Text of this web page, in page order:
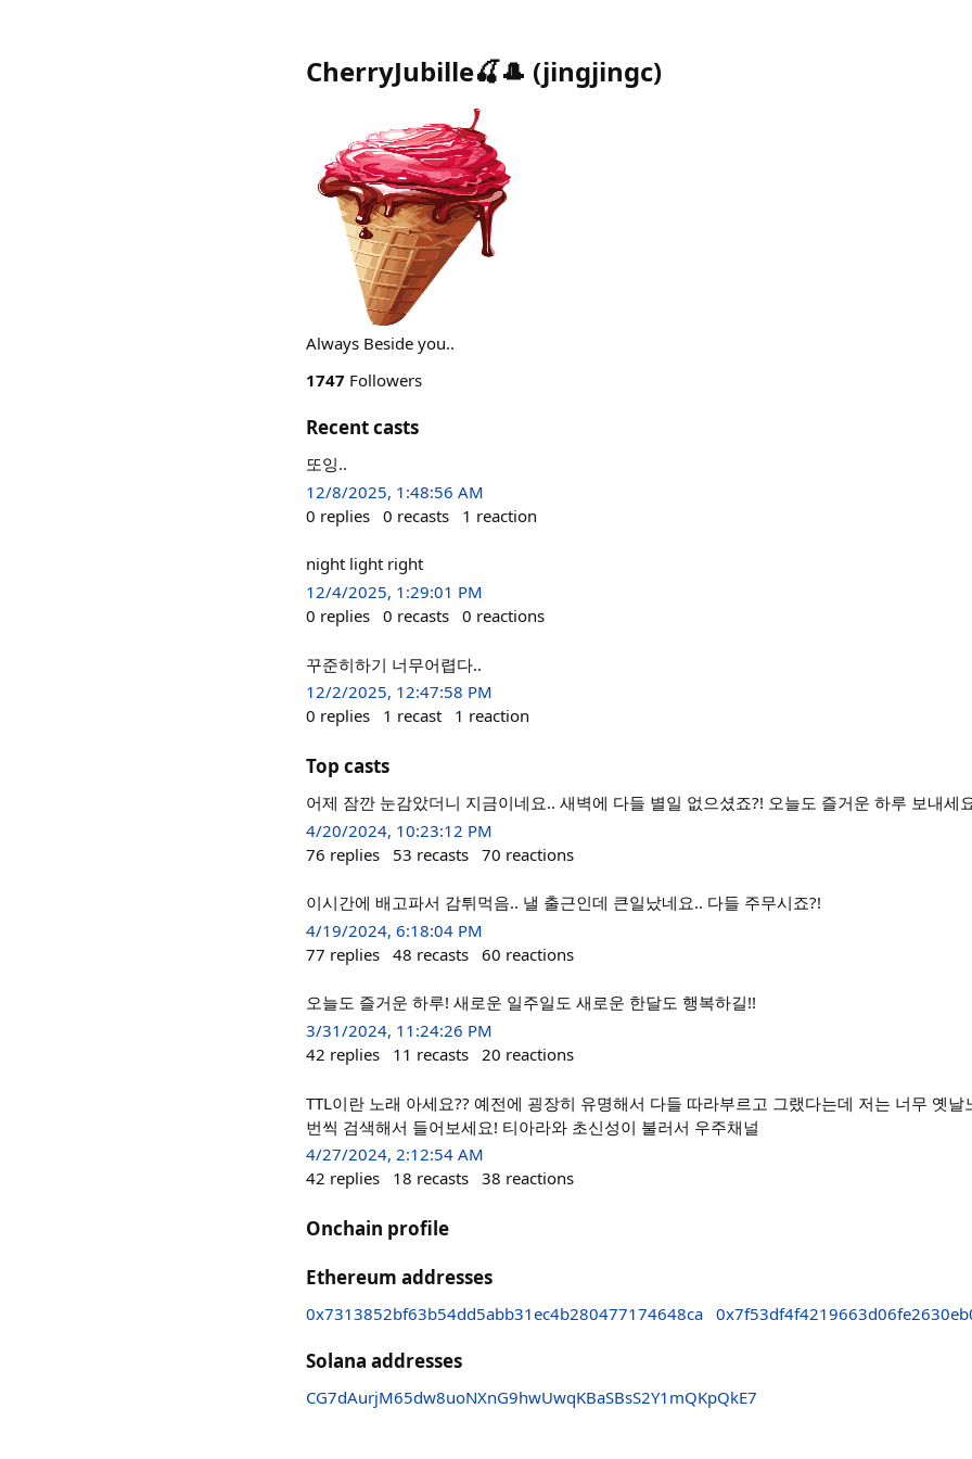
CherryJubille🍒🎩 (jingjingc)
Always Beside you..
1747 Followers
Recent casts
또잉..
12/8/2025, 1:48:56 AM
0 replies 0 recasts 1 reaction
night light right
12/4/2025, 1:29:01 PM
0 replies 0 recasts 0 reactions
꾸준히하기 너무어렵다..
12/2/2025, 12:47:58 PM
0 replies 1 recast 1 reaction
Top casts
어제 잠깐 눈감았더니 지금이네요.. 새벽에 다들 별일 없으셨죠?! 오늘도 즐거운 하루 보내세
4/20/2024, 10:23:12 PM
76 replies 53 recasts 70 reactions
이시간에 배고파서 감튀먹음.. 낼 출근인데 큰일났네요.. 다들 주무시죠?!
4/19/2024, 6:18:04 PM
77 replies 48 recasts 60 reactions
오늘도 즐거운 하루! 새로운 일주일도 새로운 한달도 행복하길!!
3/31/2024, 11:24:26 PM
42 replies 11 recasts 20 reactions
TTL이란 노래 아세요?? 예전에 굉장히 유명해서 다들 따라부르고 그랬다는데 저는 너무 옛
번씩 검색해서 들어보세요! 티아라와 초신성이 불러서 우주채널
4/27/2024, 2:12:54 AM
42 replies 18 recasts 38 reactions
Onchain profile
Ethereum addresses
0x7313852bf63b54dd5abb31ec4b280477174648ca
Solana addresses
CG7dAurjM65dw8uoNXnG9hwUwqKBaSBsS2Y1mQKpQkE7